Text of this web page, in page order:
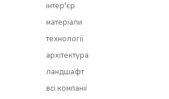
інтер'єр
матеріали
технології
архітектура
ландшафт
всi компанії